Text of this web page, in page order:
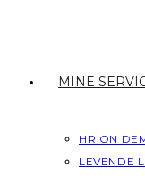
MINE
HR ON
LEVENDE